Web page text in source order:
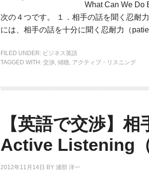
What Can We Do
次の４つです。 １．相手の話を聞く忍耐
には、相手の話を十分に聞く忍耐力（
FILED UNDER: ビジネス英語
TAGGED WITH: 交渉, 傾聴, アクティブ・リスニング
【英語で交渉】
Active Listening（
2012年11月14日 BY 浦部 洋一